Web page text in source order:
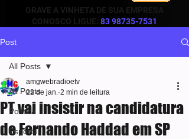
GRAVE A VINHETA DE SUA EMPRESA
CONOSCO LIGUE: 83 98735-7531
Post
All Posts
Política
Esporte
All Posts
PT vai insistir na candidatura
de Fernando Haddad em SP
amgwebradioetv
22 de jan. 2 min de leitura